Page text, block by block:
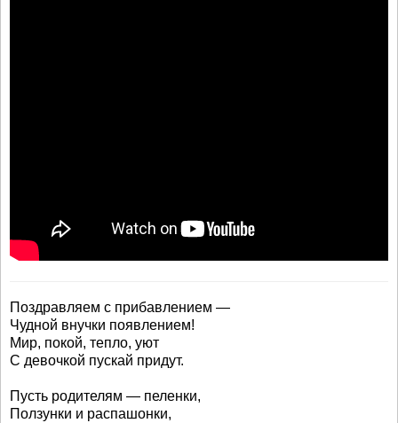
Поздравляем с прибавлением —
Чудной внучки появлением!
Мир, покой, тепло, уют
С девочкой пускай придут.
Пусть родителям — пеленки,
Ползунки и распашонки,